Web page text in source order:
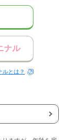
ナル
ルとは？